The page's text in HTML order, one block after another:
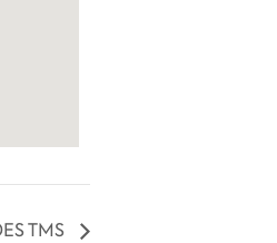
TMS